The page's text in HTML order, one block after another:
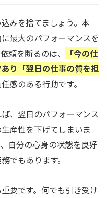
みを捨てましょう。本
最大のパフォーマンスを
頼を断るのは、
「今の仕
り「翌日の仕事の質を担
感のある行動です。
、翌日のパフォーマンス
産性を下げてしまいま
自分の心身の状態を良好
でもあります。
要です。何でも引き受け